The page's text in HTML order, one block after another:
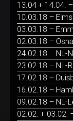
13.04 + 14.04.
10.03.18 –
03.03.18 –
02.03.18 –
24.02.18 – NL-
23.02.18 – NL-
17.02.18 –
16.02.18 –
09.02.18 – NL-
02.02. + 03.02.